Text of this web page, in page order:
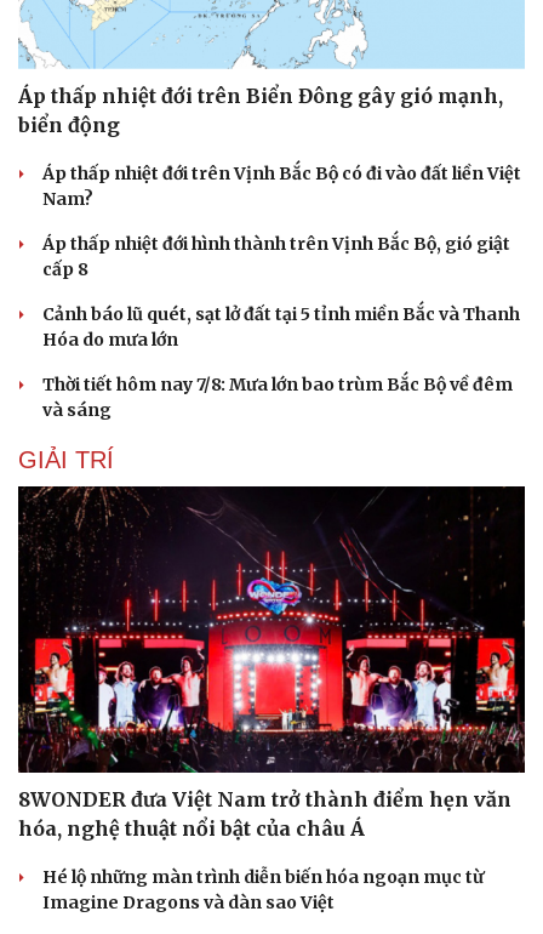
Áp thấp nhiệt đới trên Biển Đông gây gió mạnh,
biển động
Áp thấp nhiệt đới trên Vịnh Bắc Bộ có đi vào đất liền Việt
Nam?
Áp thấp nhiệt đới hình thành trên Vịnh Bắc Bộ, gió giật
cấp 8
Cảnh báo lũ quét, sạt lở đất tại 5 tỉnh miền Bắc và Thanh
Hóa do mưa lớn
Thời tiết hôm nay 7/8: Mưa lớn bao trùm Bắc Bộ về đêm
và sáng
GIẢI TRÍ
8WONDER đưa Việt Nam trở thành điểm hẹn văn
hóa, nghệ thuật nổi bật của châu Á
Hé lộ những màn trình diễn biến hóa ngoạn mục từ
Imagine Dragons và dàn sao Việt